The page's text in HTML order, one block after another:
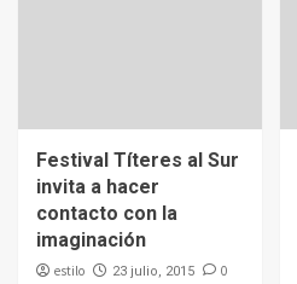
Festival Títeres al Sur
invita a hacer
contacto con la
imaginación
estilo 23 julio, 2015 0